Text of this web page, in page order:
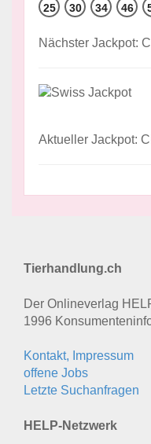
25 30 34 46
Nächster Jackpot:
Aktueller Jackpot:
Tierhandlung.ch
Der Onlineverlag
1996
Kontakt, Impressum
offene Jobs
Letzte Suchanfragen
HELP-Netzwerk